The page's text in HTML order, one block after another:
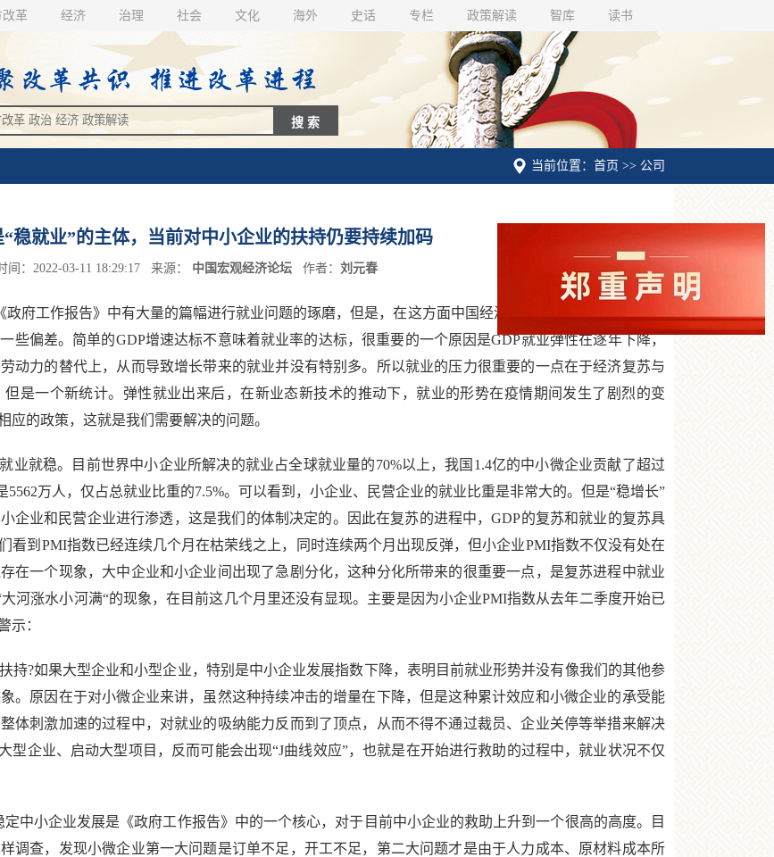
改革 经济 治理 社会 文化 海外 史话 专栏 政策解读 智库 读书
当前位置：首页 >> 公司
“稳就业”的主体，当前对中小企业的扶持仍要持续加码
间：2022-03-11 18:29:17 来源： 中国宏观经济论坛 作者： 刘元春
府工作报告》中有大量的篇幅进行就业问题的琢磨，但是，在这方面中国经济在当下面临了一系列的问
些偏差。简单的GDP增速达标不意味着就业率的达标，很重要的一个原因是GDP就业弹性在逐年下降，
动力的替代上，从而导致增长带来的就业并没有特别多。所以就业的压力很重要的一点在于经济复苏与
是一个新统计。弹性就业出来后，在新业态新技术的推动下，就业的形势在疫情期间发生了剧烈的变
的政策，这就是我们需要解决的问题。
就稳。目前世界中小企业所解决的就业占全球就业量的70%以上，我国1.4亿的中小微企业贡献了超过
万人，仅占总就业比重的7.5%。可以看到，小企业、民营企业的就业比重是非常大的。但是“稳增长”
企业和民营企业进行渗透，这是我们的体制决定的。因此在复苏的进程中，GDP的复苏和就业的复苏具
看到PMI指数已经连续几个月在枯荣线之上，同时连续两个月出现反弹，但小企业PMI指数不仅没有处在
在一个现象，大中企业和小企业间出现了急剧分化，这种分化所带来的很重要一点，是复苏进程中就业
河涨水小河满“的现象，在目前这几个月里还没有显现。主要是因为小企业PMI指数从去年二季度开始已
示：
?如果大型企业和小型企业，特别是中小企业发展指数下降，表明目前就业形势并没有像我们的其他参
。原因在于对小微企业来讲，虽然这种持续冲击的增量在下降，但是这种累计效应和小微企业的承受能
体刺激加速的过程中，对就业的吸纳能力反而到了顶点，从而不得不通过裁员、企业关停等举措来解决
型企业、启动大型项目，反而可能会出现“J曲线效应”，也就是在开始进行救助的过程中，就业状况不仅
小企业发展是《政府工作报告》中的一个核心，对于目前中小企业的救助上升到一个很高的高度。目
调查，发现小微企业第一大问题是订单不足，开工不足，第二大问题才是由于人力成本、原材料成本所